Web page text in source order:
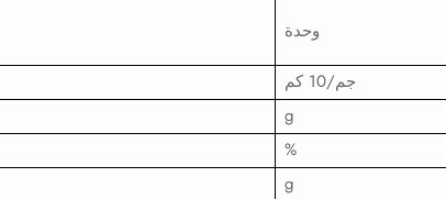
وحدة
جم/10 كم
g
%
g